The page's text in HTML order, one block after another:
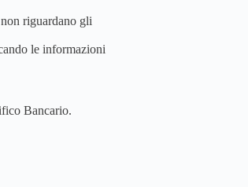
riguardano gli
le informazioni
Bancario.